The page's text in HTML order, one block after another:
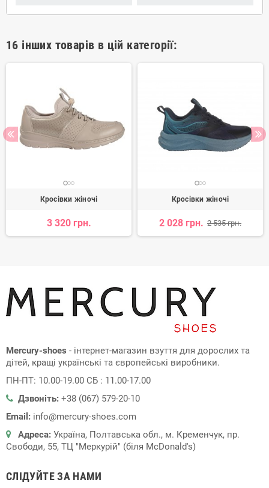
16 інших товарів в цій категорії:
Кросівки жіночі
3 320 грн.
Кросівки жіночі
2 028 грн. 2 535 грн.
Mercury-shoes - інтернет-магазин взуття для дорослих та
дітей, кращі українські та європейські виробники.
ПН-ПТ: 10.00-19.00 СБ : 11.00-17.00
Дзвоніть: +38 (067) 579-20-10
Email: info@mercury-shoes.com
Адреса: Україна, Полтавська обл., м. Кременчук, пр.
Свободи, 55, ТЦ "Меркурій" (біля McDonald's)
СЛІДУЙТЕ ЗА НАМИ